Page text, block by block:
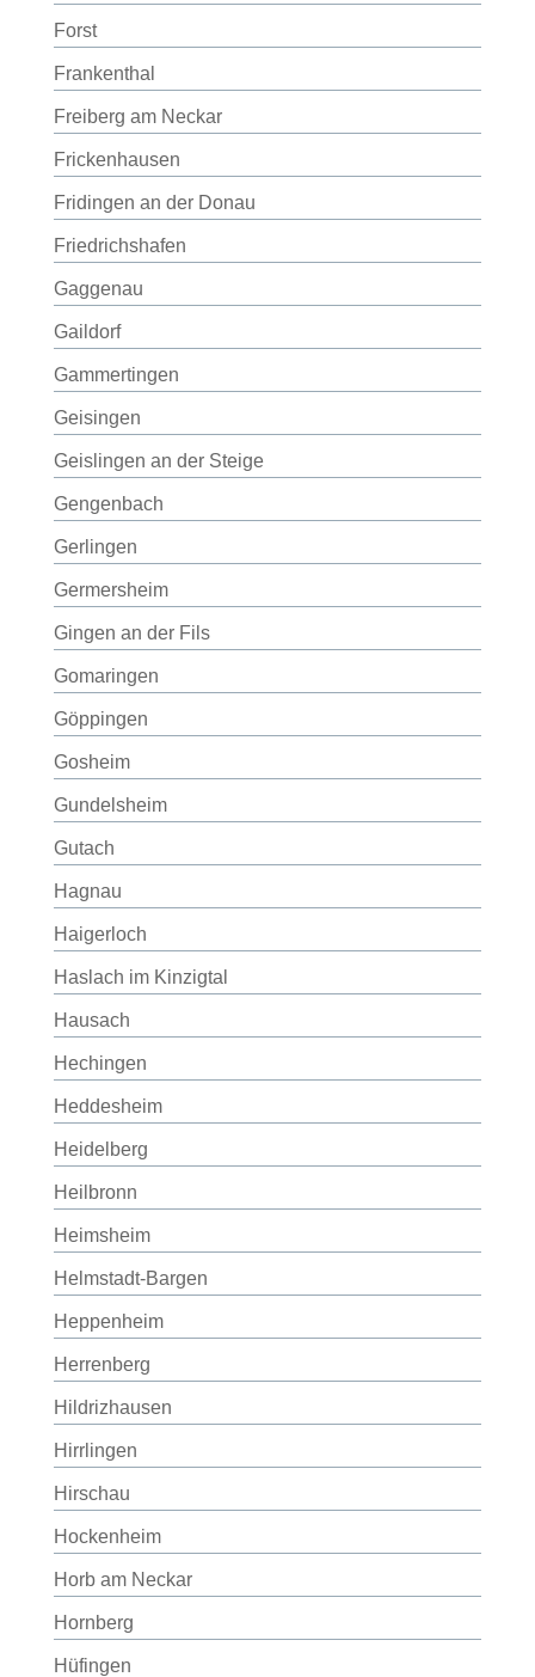
Forst
Frankenthal
Freiberg am Neckar
Frickenhausen
Fridingen an der Donau
Friedrichshafen
Gaggenau
Gaildorf
Gammertingen
Geisingen
Geislingen an der Steige
Gengenbach
Gerlingen
Germersheim
Gingen an der Fils
Gomaringen
Göppingen
Gosheim
Gundelsheim
Gutach
Hagnau
Haigerloch
Haslach im Kinzigtal
Hausach
Hechingen
Heddesheim
Heidelberg
Heilbronn
Heimsheim
Helmstadt-Bargen
Heppenheim
Herrenberg
Hildrizhausen
Hirrlingen
Hirschau
Hockenheim
Horb am Neckar
Hornberg
Hüfingen